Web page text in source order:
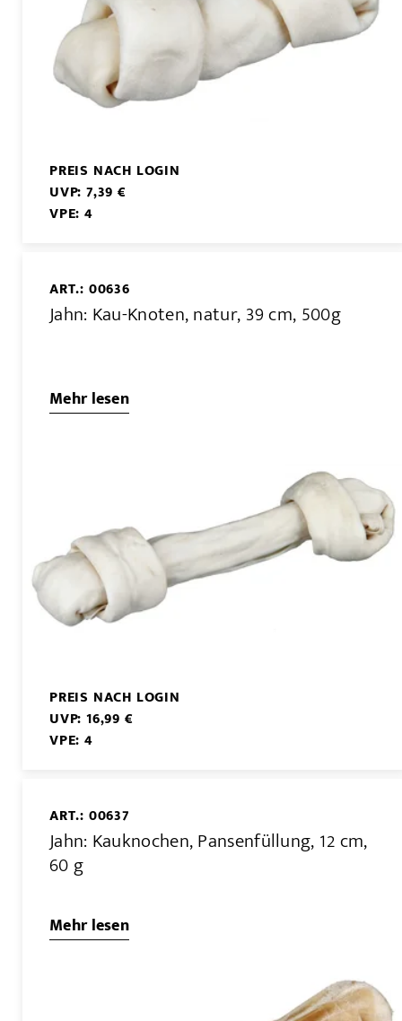
PREIS NACH LOGIN
UVP: 7,39 €
VPE: 4
ART.: 00636
Jahn: Kau-Knoten, natur, 39 cm, 500g
Mehr lesen
PREIS NACH LOGIN
UVP: 16,99 €
VPE: 4
ART.: 00637
Jahn: Kauknochen, Pansenfüllung, 12 cm,
60 g
Mehr lesen